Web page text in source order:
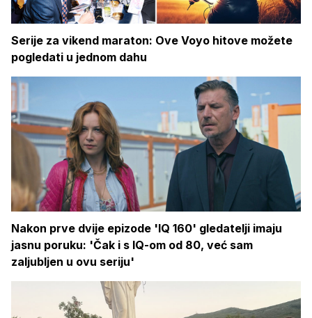
Serije za vikend maraton: Ove Voyo hitove možete
pogledati u jednom dahu
Nakon prve dvije epizode 'IQ 160' gledatelji imaju
jasnu poruku: 'Čak i s IQ-om od 80, već sam
zaljubljen u ovu seriju'